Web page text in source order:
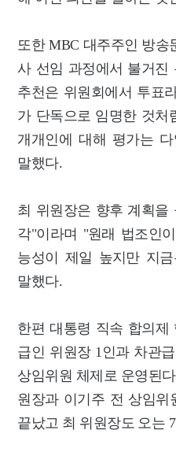
또한 MBC 대주주인 방송
사 선임 과정에서 불거진
추천은 위원회에서 투표
가 단독으로 임명한 것처
개개인에 대해 평가는
말했다.
최 위원장은 향후 계획을
각"이라며 "원래 법조인
능성이 제일 높지만 지
말했다.
한편 대통령 직속 합의제
급인 위원장 1인과 차관
상임위원 체제로 운영된
원장과 이기주 전 상임위
끝났고 최 위원장도 오는